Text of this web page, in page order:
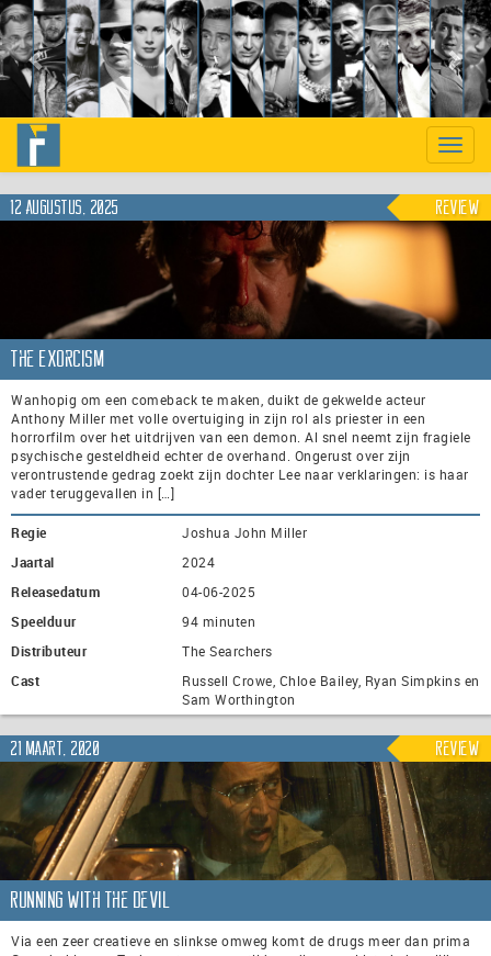
Previous
Toggle
12 augustus, 2025 Review
The Exorcism
Wanhopig om een comeback te maken, duikt de gekwelde acteur
Anthony Miller met volle overtuiging in zijn rol als priester in een
horrorfilm over het uitdrijven van een demon. Al snel neemt zijn fragiele
psychische gesteldheid echter de overhand. Ongerust over zijn
verontrustende gedrag zoekt zijn dochter Lee naar verklaringen: is haar
vader teruggevallen in […]
Regie
Joshua John Miller
Jaartal
2024
Releasedatum
04-06-2025
Speelduur
94 minuten
Distributeur
The Searchers
Cast
Russell Crowe, Chloe Bailey, Ryan Simpkins en
Sam Worthington
21 maart, 2020 Review
Running with the Devil
Via een zeer creatieve en slinkse omweg komt de drugs meer dan prima